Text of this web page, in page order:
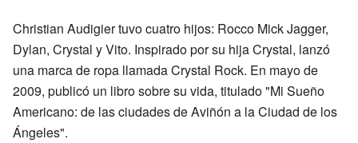
Christian Audigier tuvo cuatro hijos: Rocco Mick Jagger,
Dylan, Crystal y Vito. Inspirado por su hija Crystal, lanzó
una marca de ropa llamada Crystal Rock. En mayo de
2009, publicó un libro sobre su vida, titulado "Mi Sueño
Americano: de las ciudades de Aviñón a la Ciudad de los
Ángeles".